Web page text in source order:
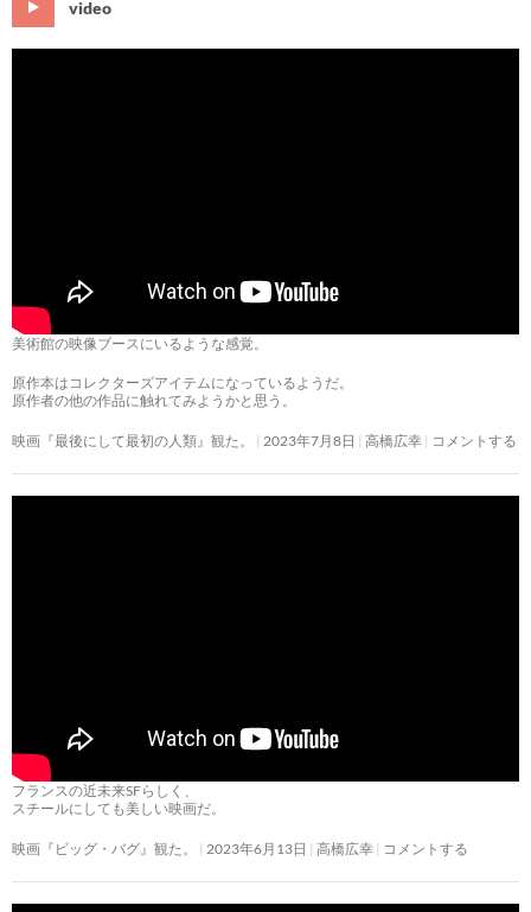
video
美術館の映像ブースにいるような感覚。
原作本はコレクターズアイテムになっているようだ。
原作者の他の作品に触れてみようかと思う。
映画『最後にして最初の人類』観た。 2023年7月8日 高橋広幸 コメントする
フランスの近未来SFらしく、
スチールにしても美しい映画だ。
映画『ビッグ・バグ』観た。 2023年6月13日 高橋広幸 コメントする